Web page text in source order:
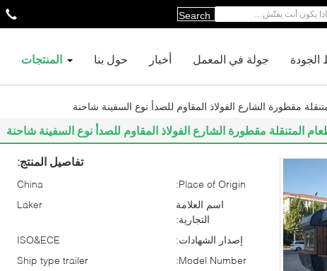
Search
المنتجات حول بنا أخبار جولة في المعمل
مقطورة الشارع الفولاذ المقاوم للصدأ نوع السفينة شاحنة
المتنقلة مقطورة الشارع الفولاذ المقاوم للصدأ نوع السفينة شاحنة
تفاصيل المنتج:
Place of Origin:
China
اسم العلامة
التجارية:
Laker
إصدار الشهادات:
ISO&ECE
Model Number:
Ship type trailer